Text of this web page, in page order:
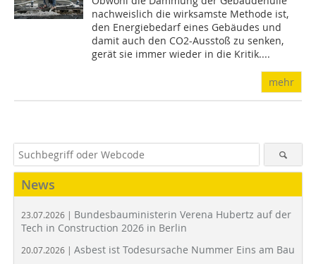
nachweislich die wirksamste Methode ist,
den Energiebedarf eines Gebäudes und
damit auch den CO2-Ausstoß zu senken,
gerät sie immer wieder in die Kritik....
mehr
News
23.07.2026 | Bundesbauministerin Verena Hubertz auf der
Tech in Construction 2026 in Berlin
20.07.2026 | Asbest ist Todesursache Nummer Eins am Bau